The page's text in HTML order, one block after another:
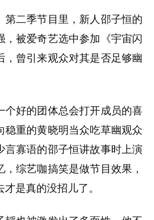
第二季节目里，新人邵子恒的
，被爱奇艺选中参加《宇宙闪
，曾引来观众对其是否足够幽
个好的团体总会打开成员的喜
稳重的黄晓明当众吃草幽观众
言寡语的邵子恒讲故事时上演
，综艺咖搞笑是做节目效果，
是真的没招儿了。